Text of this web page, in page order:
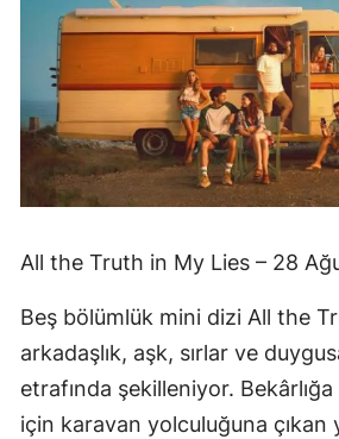
All the Truth in My Lies – 28
Beş bölümlük mini dizi All the
arkadaşlık, aşk, sırlar ve
etrafında şekilleniyor.
için karavan yolculuğuna çıkan